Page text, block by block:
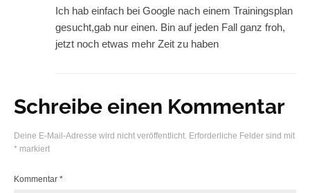
Ich hab einfach bei Google nach einem Trainingsplan
gesucht,gab nur einen. Bin auf jeden Fall ganz froh,
jetzt noch etwas mehr Zeit zu haben
Schreibe einen Kommentar
Deine E-Mail-Adresse wird nicht veröffentlicht. Erforderliche Felder sind mit
* markiert
Kommentar *